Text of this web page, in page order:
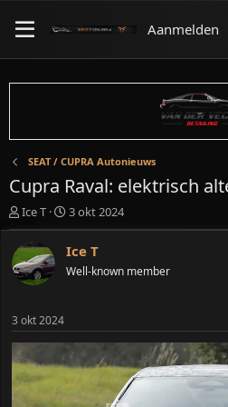
Aanmelden
SEAT / CUPRA Autonieuws
Cupra Raval: elektrisch
O
n
d
e
r
r
p
t
Ice T
S
t
r
t
u
3 okt 2024
Ice T
Well-known member
3 okt 2024